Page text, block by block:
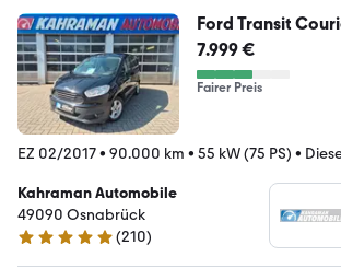
Ford Transit
7.999 €
Fairer Preis
EZ 02/2017• 90.000 km • 55 kW (75 PS) •
Kahraman Automobile
49090 Osnabrück
4.8 Sterne
(210)